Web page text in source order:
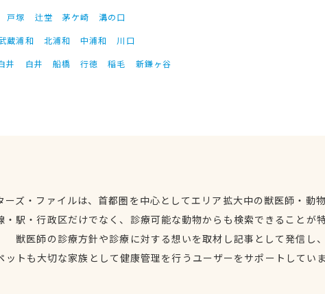
戸塚 辻堂 茅ケ崎
溝の口
蔵浦和 北浦和 中浦和
川口
井 白井 船橋 行徳 稲毛 新鎌ヶ谷
ーズ・ファイルは、首都圏を中心としてエリア拡大中の獣医師・動
・駅・行政区だけでなく、診療可能な動物からも検索できることが
獣医師の診療方針や診療に対する想いを取材し記事として発信し
ットも大切な家族として健康管理を行うユーザーをサポートしてい